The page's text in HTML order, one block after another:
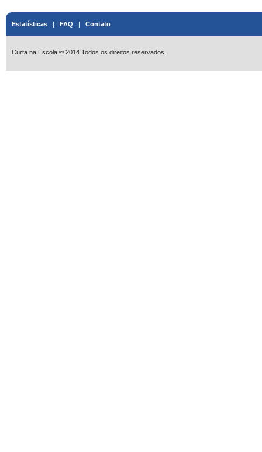
Estatísticas | FAQ | Contato
Curta na Escola © 2014 Todos os direitos reservados.